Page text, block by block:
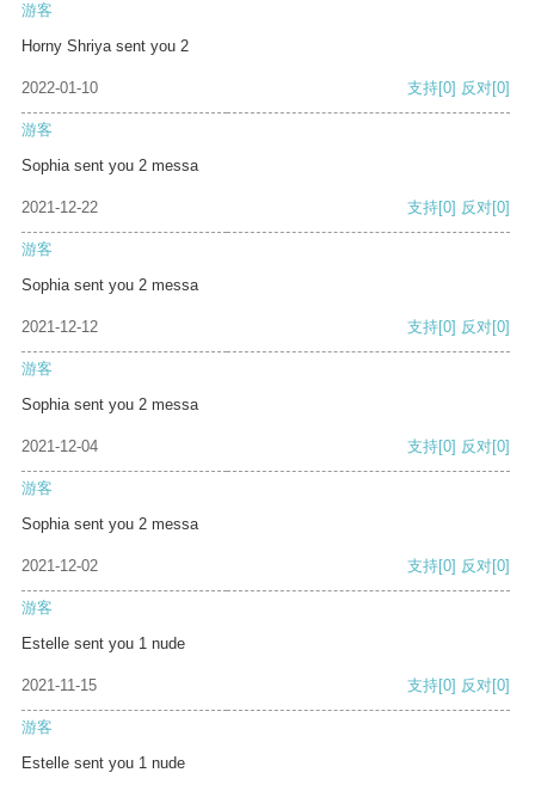
游客
Horny Shriya sent you 2
2022-01-10 支持[0] 反对[0]
游客
Sophia sent you 2 messa
2021-12-22 支持[0] 反对[0]
游客
Sophia sent you 2 messa
2021-12-12 支持[0] 反对[0]
游客
Sophia sent you 2 messa
2021-12-04 支持[0] 反对[0]
游客
Sophia sent you 2 messa
2021-12-02 支持[0] 反对[0]
游客
Estelle sent you 1 nude
2021-11-15 支持[0] 反对[0]
游客
Estelle sent you 1 nude